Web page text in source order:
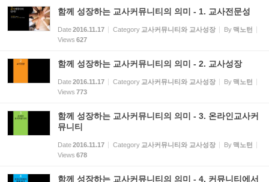
함께 성장하는 교사커뮤니티의 의미 - 1. 교사전문성
Date2016.11.17 Category 교사커뮤니티와 교사성장 By 맥노턴
Views 627
함께 성장하는 교사커뮤니티의 의미 - 2. 교사성장
Date2016.11.17 Category 교사커뮤니티와 교사성장 By 맥노턴
Views 773
함께 성장하는 교사커뮤니티의 의미 - 3. 온라인교사커
뮤니티
Date2016.11.17 Category 교사커뮤니티와 교사성장 By 맥노턴
Views 678
함께 성장하는 교사커뮤니티의 의미 - 4. 커뮤니티에서